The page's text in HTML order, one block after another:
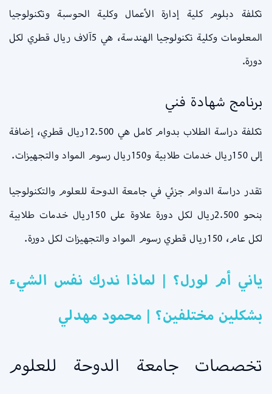
تكلفة دبلوم كلية إدارة الأعمال وكلية الحوسبة وتكنولوجيا
المعلومات وكلية تكنولوجيا الهندسة، هي 5آلاف ريال قطري لكل
دورة.
برنامج شهادة فني
تكلفة دراسة الطلاب بدوام كامل هي 12.500ريال قطري، إضافة
إلى 150ريال خدمات طلابية و150ريال رسوم المواد والتجهيزات.
تقدر دراسة الدوام جزئي في جامعة الدوحة للعلوم والتكنولوجيا
بنحو 2.500ريال لكل دورة علاوة على 150ريال خدمات طلابية
لكل عام، 150ريال قطري رسوم المواد والتجهيزات لكل دورة.
ياني أم لورل؟ | لماذا ندرك نفس الشيء
بشكلين مختلفين؟ | محمود مهدلي
تخصصات جامعة الدوحة للعلوم